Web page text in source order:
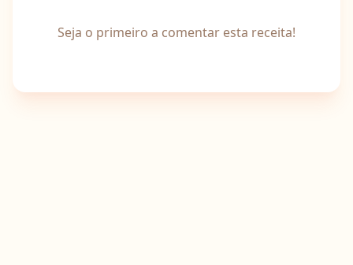
Seja o primeiro a comentar esta receita!